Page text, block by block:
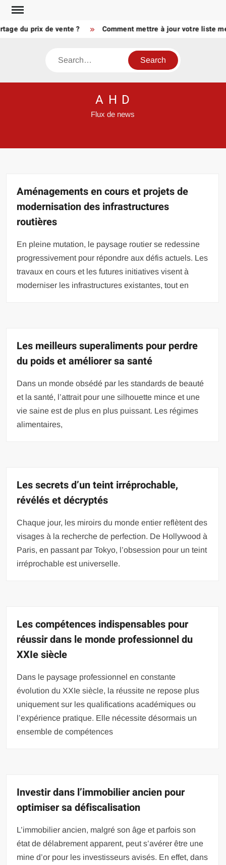
Skip
content
du prix de vente ? Comment mettre à jour votre liste
Search
A H D
Flux de news
Aménagements en cours et projets de
modernisation des infrastructures
routières
En pleine mutation, le paysage routier se redessine
progressivement pour répondre aux défis actuels. Les
travaux en cours et les futures initiatives visent à
moderniser les infrastructures existantes, tout en
Les meilleurs superaliments pour perdre
du poids et améliorer sa santé
Dans un monde obsédé par les standards de beauté
et la santé, l’attrait pour une silhouette mince et une
vie saine est de plus en plus puissant. Les régimes
alimentaires,
Les secrets d’un teint irréprochable,
révélés et décryptés
Chaque jour, les miroirs du monde entier reflètent des
visages à la recherche de perfection. De Hollywood à
Paris, en passant par Tokyo, l’obsession pour un teint
irréprochable est universelle.
Les compétences indispensables pour
réussir dans le monde professionnel du
XXIe siècle
Dans le paysage professionnel en constante
évolution du XXIe siècle, la réussite ne repose plus
uniquement sur les qualifications académiques ou
l’expérience pratique. Elle nécessite désormais un
ensemble de compétences
Investir dans l’immobilier ancien pour
optimiser sa défiscalisation
L’immobilier ancien, malgré son âge et parfois son
état de délabrement apparent, peut s’avérer être une
mine d’or pour les investisseurs avisés. En effet, dans